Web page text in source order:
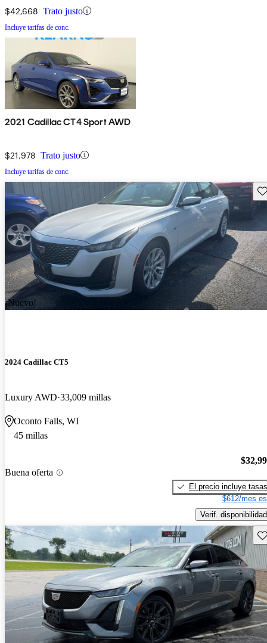
$42,668 Trato justo
Incluye tarifas de conc.
2021 Cadillac CT4 Sport AWD
$21,978 Trato justo
Incluye tarifas de conc.
¡Nuevo!
2024 Cadillac CT5
Luxury AWD 33,009 millas
Oconto Falls, WI
45 millas
Buena oferta
El precio incluye tasas
$612/mes
Verif. disponibilidad